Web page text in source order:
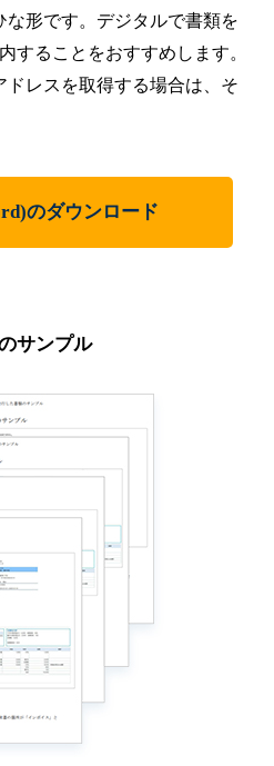
形です。デジタルで書類を
することをおすすめします。
ドレスを取得する場合は、そ
のダウンロード
サンプル